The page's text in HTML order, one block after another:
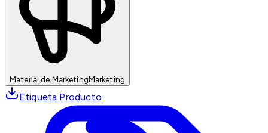
Material de MarketingMarketing
Etiqueta Producto